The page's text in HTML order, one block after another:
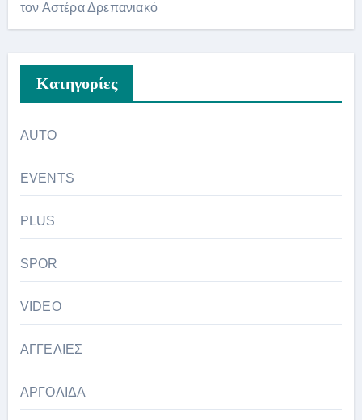
τον Αστέρα Δρεπανιακό
Kατηγορίες
AUTO
EVENTS
PLUS
SPOR
VIDEO
ΑΓΓΕΛΙΕΣ
ΑΡΓΟΛΙΔΑ